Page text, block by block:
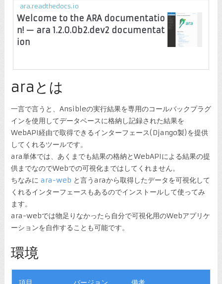
ara.readthedocs.io
Welcome to the ARA documentatio
n! — ara 1.2.0.0b2.dev2 documentat
ion
araとは
一言で言うと、Ansibleの実行結果を専用のコールバックプラグ
インを使用してデータベースに格納し記録された結果を
WebAPI経由で取得できるインターフェース(Django製)を提供
してくれるツールです。
ara単体では、あくまでも結果の格納とWebAPIによる結果の提
供までなのでWebでの可視化まではしてくれません。
ちなみに ara-web と言うaraから取得したデータを可視化して
くれるインターフェースもあるのでインストールして使ってみ
ます。
ara-webでは物足りなかったら自分で可視化用のWebアプリケ
ーションを自作することも可能です。
環境